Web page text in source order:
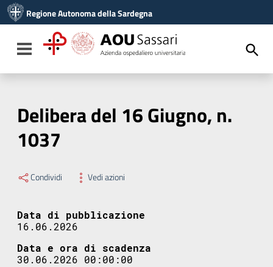
Vai al menu di navigazione
Vai al footer
Regione Autonoma della Sardegna
Toggle navigation
Delibera del 16 Giugno, n.
1037
Condividi Vedi azioni
Data di pubblicazione
16.06.2026
Data e ora di scadenza
30.06.2026 00:00:00